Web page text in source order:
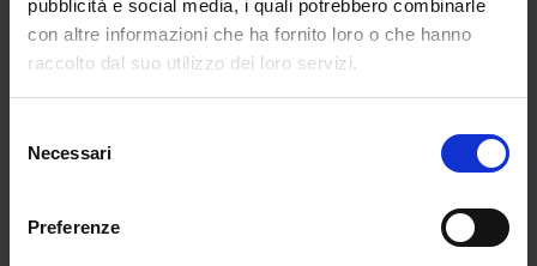
pubblicità e social media, i quali potrebbero combinarle
con altre informazioni che ha fornito loro o che hanno
raccolto dal suo utilizzo dei loro servizi.
delNecessari
Preferenze
A seguito di quanto emerso durante il predetto
incontro, nel rispetto delle direttive impartite
dal Dirigente scolastico, il Direttore S.G.A.
attività del personale A.T.A.
pianificativo-organizzativo flessibile, che